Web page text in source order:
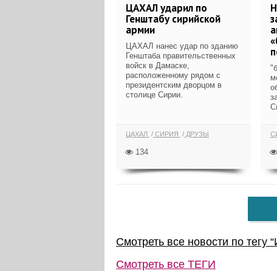
ЦАХАЛ ударил по
Генштабу сирийской
армии
ЦАХАЛ нанес удар по зданию
Генштаба правительственных
войск в Дамаске,
расположенному рядом с
президентским дворцом в
столице Сирии.
ЦАХАЛ СИРИЯ ДРУЗЫ
134
Смотреть все новости по тегу “
Смотреть все ТЕГИ